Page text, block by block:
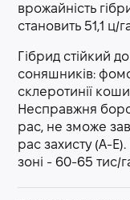
врожайність
становить 51,1 ц/
Гібрид стійкий
соняшників:
склеротинії
Несправжня
рас, не зможе
рас захисту (A-
зоні - 60-65 тис/